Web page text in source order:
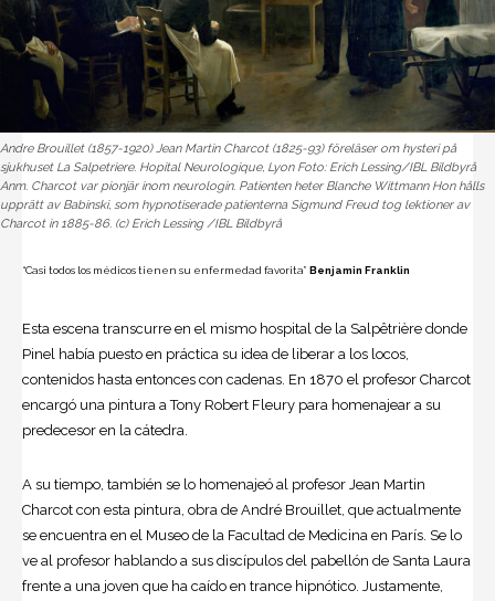
Andre Brouillet (1857-1920) Jean Martin Charcot (1825-93) föreläser om hysteri på
sjukhuset La Salpetriere. Hopital Neurologique, Lyon Foto: Erich Lessing/IBL Bildbyrå
Anm. Charcot var pionjär inom neurologin. Patienten heter Blanche Wittmann Hon hålls
upprätt av Babinski, som hypnotiserade patienterna Sigmund Freud tog lektioner av
Charcot in 1885-86. (c) Erich Lessing /IBL Bildbyrå
“Casi todos los médicos tienen su enfermedad favorita” Benjamin Franklin
Esta escena transcurre en el mismo hospital de la Salpêtrière donde
Pinel había puesto en práctica su idea de liberar a los locos,
contenidos hasta entonces con cadenas. En 1870 el profesor Charcot
encargó una pintura a Tony Robert Fleury para homenajear a su
predecesor en la cátedra.
A su tiempo, también se lo homenajeó al profesor Jean Martin
Charcot con esta pintura, obra de André Brouillet, que actualmente
se encuentra en el Museo de la Facultad de Medicina en París. Se lo
ve al profesor hablando a sus discípulos del pabellón de Santa Laura
frente a una joven que ha caído en trance hipnótico. Justamente,